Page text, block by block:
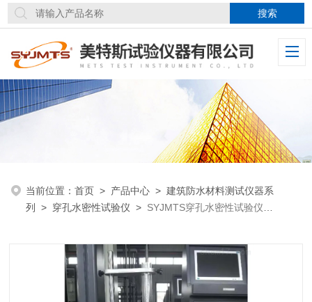
当前位置：首页 > 产品中心 >建筑防水材料测试仪器系
列
> 穿孔水密性试验仪 > SYJMTS穿孔水密性试验仪